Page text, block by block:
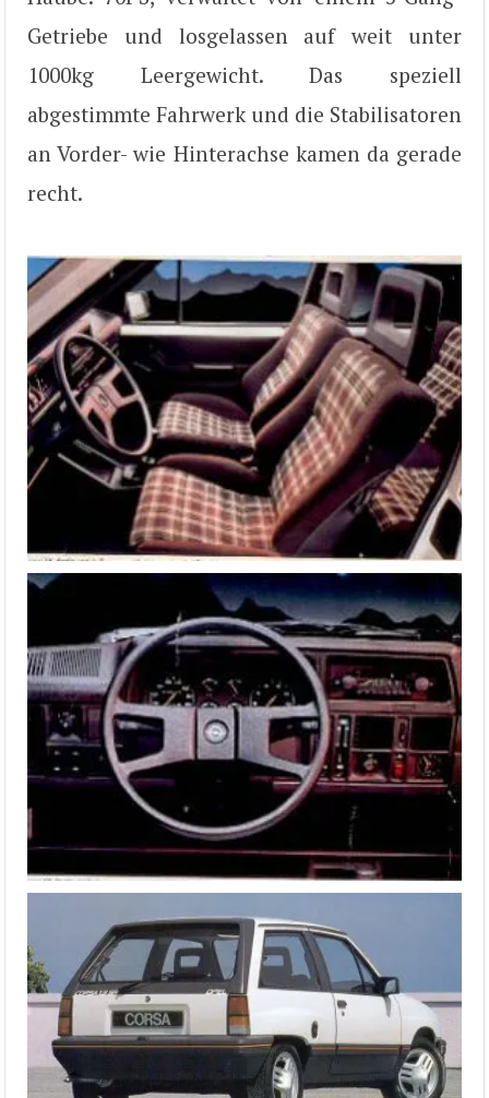
Getriebe und losgelassen auf weit unter
1000kg Leergewicht. Das speziell
abgestimmte Fahrwerk und die Stabilisatoren
an Vorder- wie Hinterachse kamen da gerade
recht.